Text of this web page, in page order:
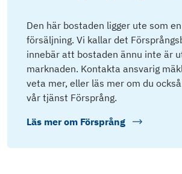
Den här bostaden ligger ute som
försäljning. Vi kallar det
innebär att bostaden ännu inte är
marknaden. Kontakta ansvarig
veta mer, eller läs mer om du
vår tjänst Försprång.
Läs mer om Försprång